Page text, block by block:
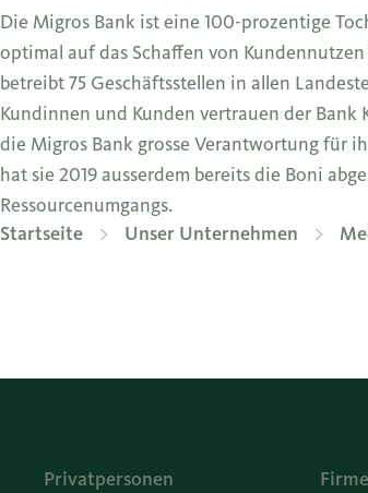
Die Migros Bank ist eine 100-prozentige
optimal auf das Schaffen von
betreibt 75 Geschäftsstellen in allen
Kundinnen und Kunden vertrauen der
die Migros Bank grosse Verantwortung für
hat sie 2019 ausserdem bereits die Boni
Ressourcenumgangs.
Startseite
Unser Unternehmen
Privatpersonen